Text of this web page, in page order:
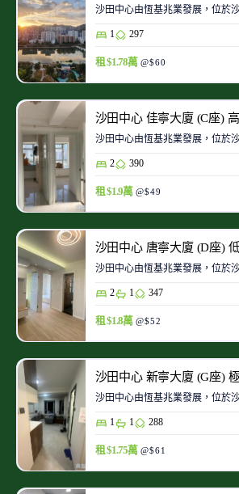
沙田中心由恆基兆業發展，位於
1 297
租 $1.78萬 @$60
沙田中心 佳寧大廈 (C座)
沙田中心由恆基兆業發展，位於
2 390
租 $1.9萬 @$49
沙田中心 唐寧大廈 (D座)
沙田中心由恆基兆業發展，位於
2 1 347
租 $1.8萬 @$52
沙田中心 新寧大廈 (G座)
沙田中心由恆基兆業發展，位於
1 1 288
租 $1.75萬 @$61